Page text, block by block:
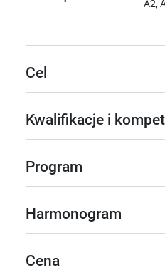
A2,
Cel
Kwalifikacje i
Program
Harmonogram
Cena